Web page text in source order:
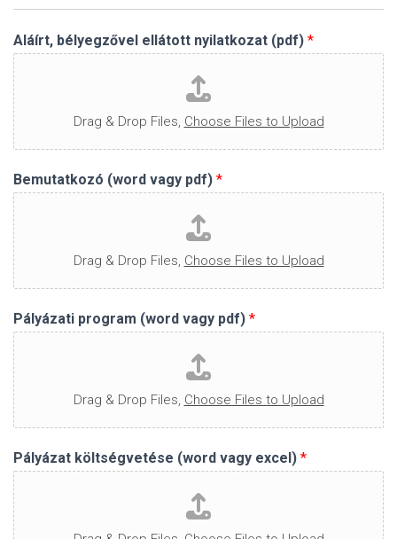
Aláírt, bélyegzővel ellátott nyilatkozat (pdf) *
Drag & Drop Files, Choose Files to Upload
Bemutatkozó (word vagy pdf) *
Drag & Drop Files, Choose Files to Upload
Pályázati program (word vagy pdf) *
Drag & Drop Files, Choose Files to Upload
Pályázat költségvetése (word vagy excel) *